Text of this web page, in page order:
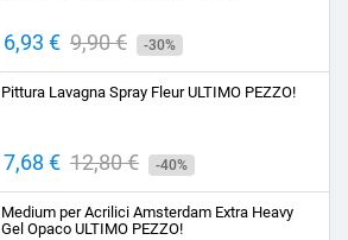
Prezzo
6,93 € Prezzo
base
9,90 € -30%
Pittura Lavagna Spray Fleur ULTIMO PEZZO!
Prezzo
7,68 € Prezzo
base
12,80 € -40%
Medium per Acrilici Amsterdam Extra Heavy
Gel Opaco ULTIMO PEZZO!